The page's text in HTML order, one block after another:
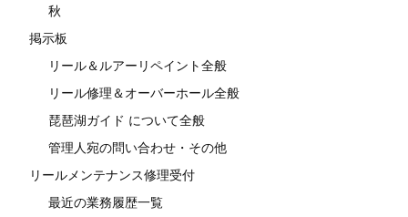
秋
掲示板
リール＆ルアーリペイント全般
リール修理＆オーバーホール全般
琵琶湖ガイド について全般
管理人宛の問い合わせ・その他
リールメンテナンス修理受付
最近の業務履歴一覧